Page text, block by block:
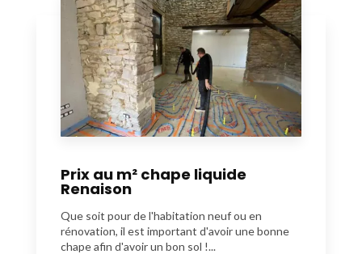
Prix au m² chape liquide
Renaison
Que soit pour de l'habitation neuf ou en
rénovation, il est important d'avoir une bonne
chape afin d'avoir un bon sol !...